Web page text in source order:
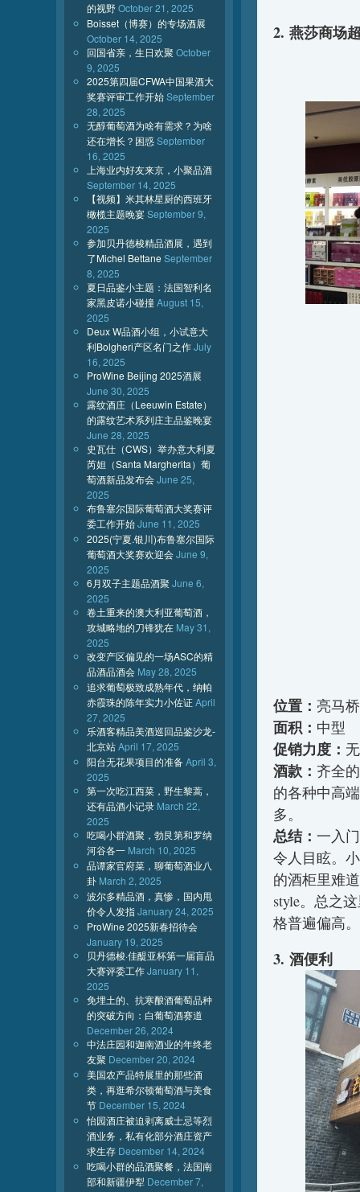
2. 燕莎商场
位置： 亮马桥
面积： 中型
促销力度： 无
酒款： 齐全
的各种中高
多。
总结： 一入
令人目眩。
的酒柜里难
style。总之
格普遍偏高
3. 酒便利
的视野October 21, 2025
Boisset（博赛）的专场酒展
October 14, 2025
回国省亲，生日欢聚 October
9, 2025
2025第四届CFWA中国果酒大
奖赛评审工作开始September
28, 2025
无醇葡萄酒为啥有需求？为啥
还在增长？困惑September
16, 2025
上海业内好友来京，小聚品酒
September 14, 2025
【视频】米其林星厨的西班牙
橄榄主题晚宴September 9,
2025
参加贝丹德梭精品酒展，遇到
了Michel Bettane September
8, 2025
夏日品鉴小主题：法国智利名
家黑皮诺小碰撞August 15,
2025
Deux W品酒小组，小试意大
利Bolgheri产区名门之作July
16, 2025
ProWine Beijing 2025酒展
June 30, 2025
露纹酒庄（Leeuwin Estate）
的露纹艺术系列庄主品鉴晚宴
June 28, 2025
史瓦仕（CWS）举办意大利夏
芮妲（Santa Margherita）葡
萄酒新品发布会June 25,
2025
布鲁塞尔国际葡萄酒大奖赛评
委工作开始June 11, 2025
2025(宁夏.银川)布鲁塞尔国际
葡萄酒大奖赛欢迎会June 9,
2025
6月双子主题品酒聚 June 6,
2025
卷土重来的澳大利亚葡萄酒，
攻城略地的刀锋犹在 May 31,
2025
改变产区偏见的一场ASC的精
品酒品酒会 May 28, 2025
追求葡萄极致成熟年代，纳帕
赤霞珠的陈年实力小佐证April
27, 2025
乐酒客精品美酒巡回品鉴沙龙-
北京站April 17, 2025
阳台无花果项目的准备April 3,
2025
第一次吃江西菜，野生黎蒿，
还有品酒小记录 March 22,
2025
吃喝小群酒聚，勃艮第和罗纳
河谷各一 March 10, 2025
品谭家官府菜，聊葡萄酒业八
卦 March 2, 2025
波尔多精品酒，真惨，国内甩
价令人发指January 24, 2025
ProWine 2025新春招待会
January 19, 2025
贝丹德梭·佳醍亚杯第一届盲品
大赛评委工作January 11,
2025
免埋土的、抗寒酿酒葡萄品种
的突破方向：白葡萄酒赛道
December 26, 2024
中法庄园和迦南酒业的年终老
友聚 December 20, 2024
美国农产品特展里的那些酒
类，再逛希尔顿葡萄酒与美食
节 December 15, 2024
怡园酒庄被迫剥离威士忌等烈
酒业务，私有化部分酒庄资产
求生存 December 14, 2024
吃喝小群的品酒聚餐，法国南
部和新疆伊犁 December 7,